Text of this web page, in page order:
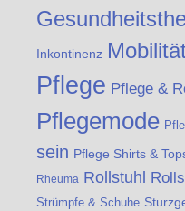
Inkontinenz
Pflege Pflege &
Pflegemode
sein Pflege Shirts &
Rheuma Rollstuhl
Strümpfe & Schuhe